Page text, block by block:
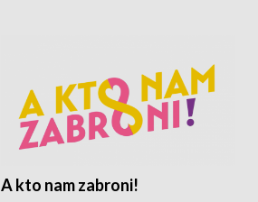
A kto nam zabroni!